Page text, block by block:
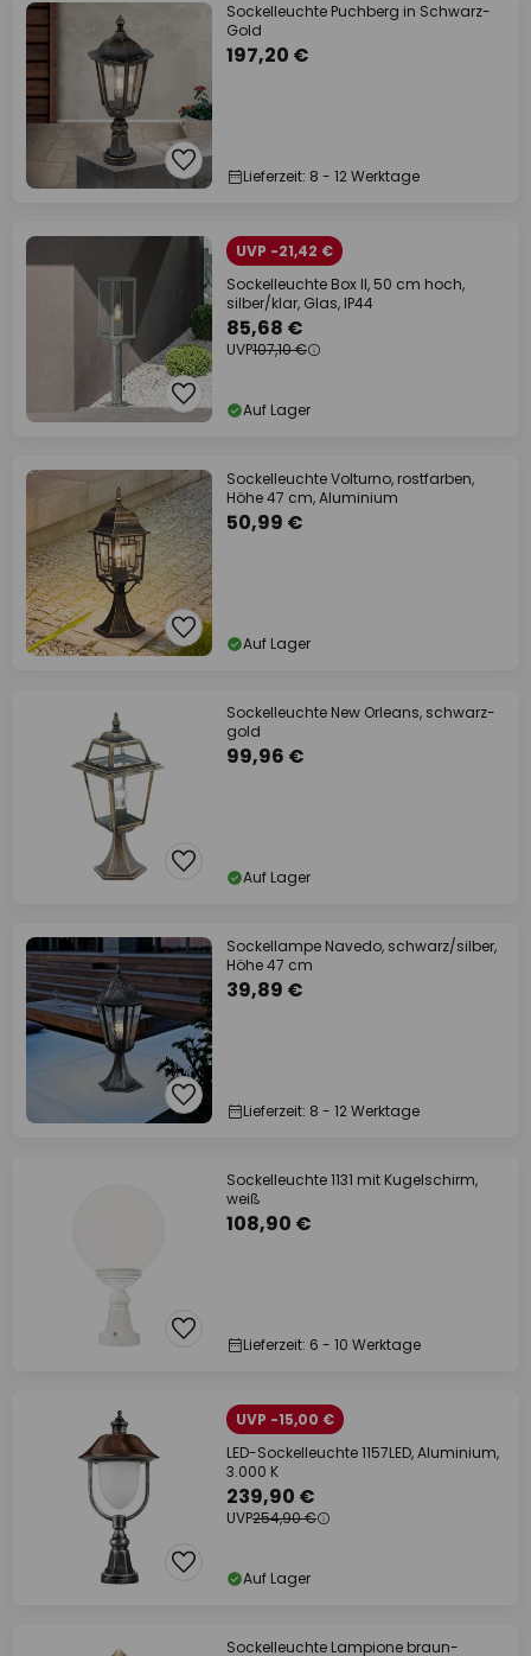
Sockelleuchte Puchberg in Schwarz-
Gold
197,20 €
Lieferzeit: 8 - 12 Werktage
UVP -21,42 €
Sockelleuchte Box II, 50 cm hoch,
silber/klar, Glas, IP44
85,68 €
UVP107,10 €
Auf Lager
Sockelleuchte Volturno, rostfarben,
Höhe 47 cm, Aluminium
50,99 €
Auf Lager
Sockelleuchte New Orleans, schwarz-
gold
99,96 €
Auf Lager
Sockellampe Navedo, schwarz/silber,
Höhe 47 cm
39,89 €
Lieferzeit: 8 - 12 Werktage
Sockelleuchte 1131 mit Kugelschirm,
weiß
108,90 €
Lieferzeit: 6 - 10 Werktage
UVP -15,00 €
LED-Sockelleuchte 1157LED, Aluminium,
3.000 K
239,90 €
UVP254,90 €
Auf Lager
Sockelleuchte Lampione braun-